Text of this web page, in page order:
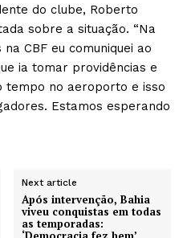
do clube, Roberto
sobre a situação. “Na
CBF eu comuniquei ao
ia tomar providências e
tempo no aeroporto e isso
Estamos esperando
Next article
Após intervenção, Bahia
viveu conquistas em todas
as temporadas: